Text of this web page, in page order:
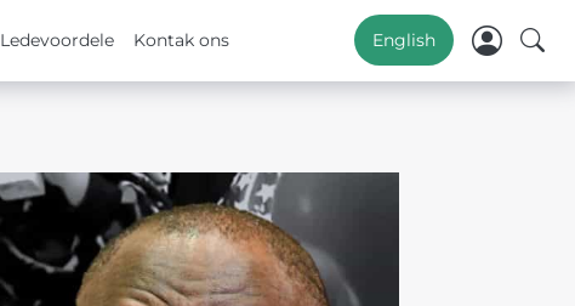
Ledevoordele Kontak ons English